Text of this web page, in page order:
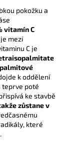
pokožku a
vitamín C
mezi
C je
k oddělení
teprve poté
ke stavbě
zůstane v
které